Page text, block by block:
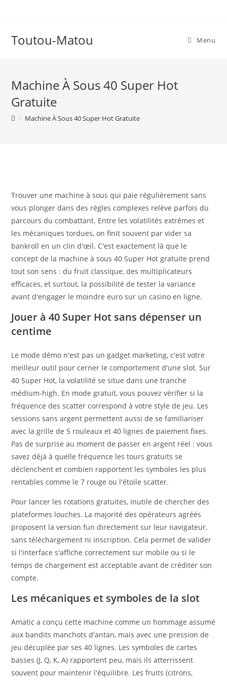
Toutou-Matou Menu
Machine À Sous 40 Super Hot
Gratuite
> Machine À Sous 40 Super Hot Gratuite
Trouver une machine à sous qui paie régulièrement sans
vous plonger dans des règles complexes relève parfois du
parcours du combattant. Entre les volatilités extrêmes et
les mécaniques tordues, on finit souvent par vider sa
bankroll en un clin d'œil. C'est exactement là que le
concept de la machine à sous 40 Super Hot gratuite prend
tout son sens : du fruit classique, des multiplicateurs
efficaces, et surtout, la possibilité de tester la variance
avant d'engager le moindre euro sur un casino en ligne.
Jouer à 40 Super Hot sans dépenser un
centime
Le mode démo n'est pas un gadget marketing, c'est votre
meilleur outil pour cerner le comportement d'une slot. Sur
40 Super Hot, la volatilité se situe dans une tranche
médium-high. En mode gratuit, vous pouvez vérifier si la
fréquence des scatter correspond à votre style de jeu. Les
sessions sans argent permettent aussi de se familiariser
avec la grille de 5 rouleaux et 40 lignes de paiement fixes.
Pas de surprise au moment de passer en argent réel : vous
savez déjà à quelle fréquence les tours gratuits se
déclenchent et combien rapportent les symboles les plus
rentables comme le 7 rouge ou l'étoile scatter.
Pour lancer les rotations gratuites, inutile de chercher des
plateformes louches. La majorité des opérateurs agréés
proposent la version fun directement sur leur navigateur,
sans téléchargement ni inscription. Cela permet de valider
si l'interface s'affiche correctement sur mobile ou si le
temps de chargement est acceptable avant de créditer son
compte.
Les mécaniques et symboles de la slot
Amatic a conçu cette machine comme un hommage assumé
aux bandits manchots d'antan, mais avec une pression de
jeu décuplée par ses 40 lignes. Les symboles de cartes
basses (J, Q, K, A) rapportent peu, mais ils atterrissent
souvent pour maintenir l'équilibre. Les fruits (citrons,